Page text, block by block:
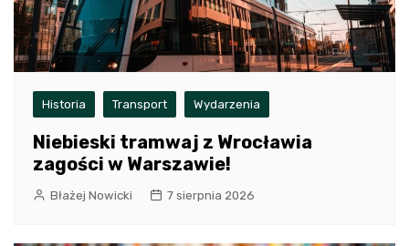
Historia Transport Wydarzenia
Niebieski tramwaj z Wrocławia
zagości w Warszawie!
Błażej Nowicki 7 sierpnia 2026